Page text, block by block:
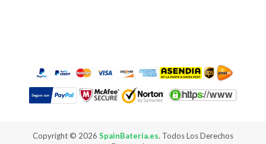
Copyright © 2026 SpainBateria.es. Todos Los Derechos